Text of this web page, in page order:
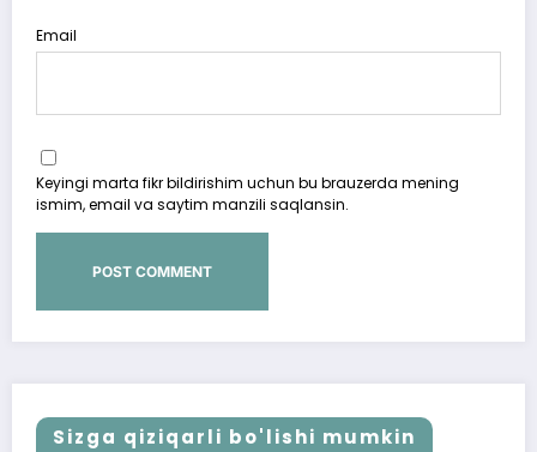
Email
Keyingi marta fikr bildirishim uchun bu brauzerda mening
ismim, email va saytim manzili saqlansin.
Sizga qiziqarli bo'lishi mumkin